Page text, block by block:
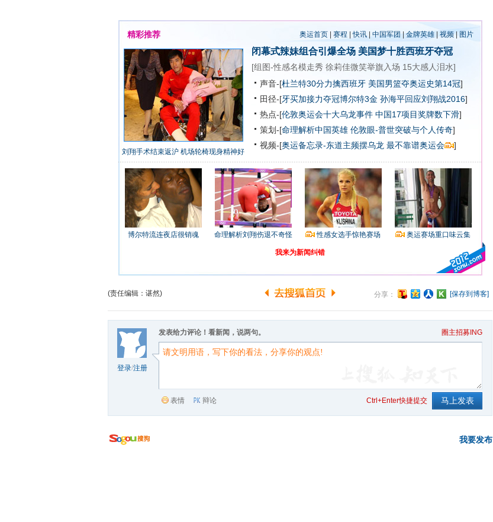
精彩推荐 奥运首页| 赛程 |快讯| 中国军团| 金牌英雄| 视频| 图片
刘翔手术结束返沪 机场轮椅现身精神好
闭幕式辣妹组合引爆全场 美国梦十胜西班牙夺冠
[组图-性感名模走秀 徐莉佳微笑举旗入场 15大感人泪水]
声音-[杜兰特30分力擒西班牙 美国男篮夺奥运史第14冠]
田径-[牙买加接力夺冠博尔特3金 孙海平回应刘翔战2016]
热点-[伦敦奥运会十大乌龙事件 中国17项目奖牌数下滑]
策划-[命理解析中国英雄 伦敦眼-普世突破与个人传奇]
视频-[奥运备忘录-东道主频摆乌龙 最不靠谱奥运会 ]
博尔特流连夜店很销魂 命理解析刘翔伤退不奇怪 性感女选手惊艳赛场 奥运赛场重口味云集
我来为新闻纠错
(责任编辑：谌然) 分享： [保存到博客]
登录/注册
发表给力评论！看新闻，说两句。 圈主招募ING
表情 辩论 Ctrl+Enter快捷提交
我要发布